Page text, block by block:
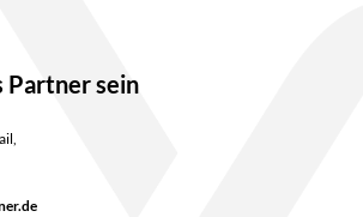
Partner sein